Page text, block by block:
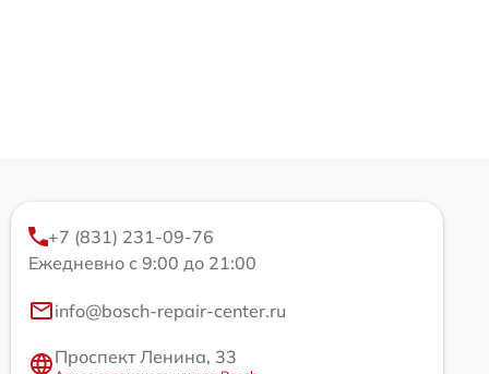
+7 (831) 231-09-76
Ежедневно с 9:00 до 21:00
info@bosch-repair-center.ru
Проспект Ленина, 33